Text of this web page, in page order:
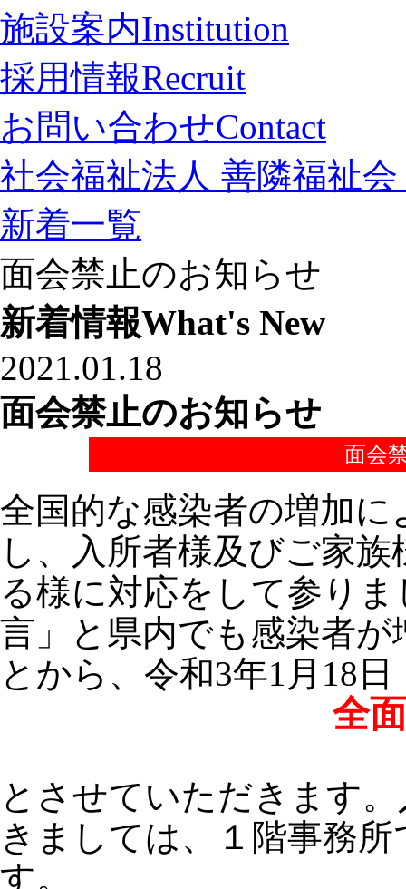
施設案内Institution
採用情報Recruit
お問い合わせContact
社会福祉法人 善隣福祉会
新着一覧
面会禁止のお知らせ
新着情報What's New
2021.01.18
面会禁止のお知らせ
面会
全国的な感染者の増加
し、入所者様及びご家
る様に対応をして参り
言」と県内でも感染者
とから、令和3年1月18
全
とさせていただきます
きましては、１階事務
す。